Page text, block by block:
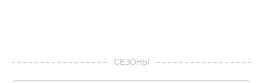
СЕЗОНЫ